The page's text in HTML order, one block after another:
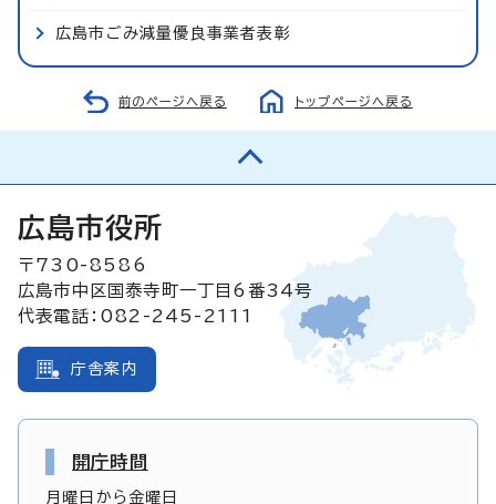
広島市ごみ減量優良事業者表彰
前のページへ戻る トップページへ戻る
広島市役所
〒730-8586
広島市中区国泰寺町一丁目6番34号
代表電話：082-245-2111
庁舎案内
開庁時間
月曜日から金曜日